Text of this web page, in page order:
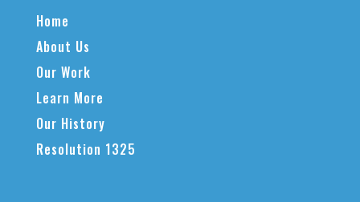
Home
About Us
Our Work
Learn More
Our History
Resolution 1325